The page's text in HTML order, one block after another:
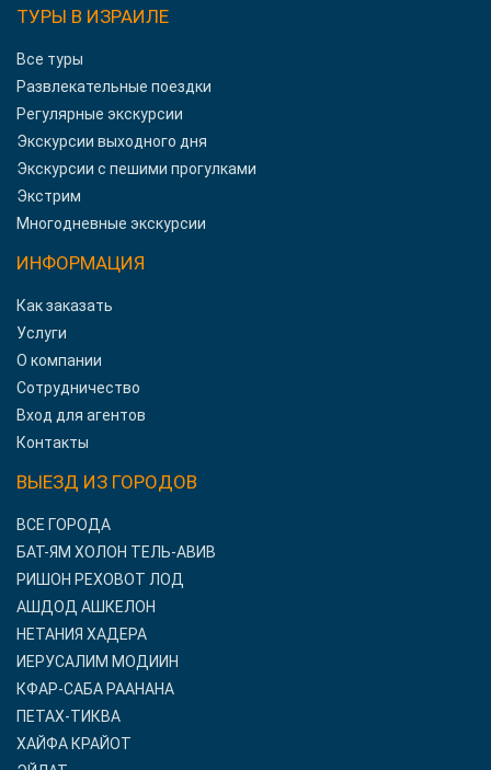
ТУРЫ В ИЗРАИЛЕ
Все туры
Развлекательные поездки
Регулярные экскурсии
Экскурсии выходного дня
Экскурсии с пешими прогулками
Экстрим
Многодневные экскурсии
ИНФОРМАЦИЯ
Как заказать
Услуги
О компании
Сотрудничество
Вход для агентов
Контакты
ВЫЕЗД ИЗ ГОРОДОВ
ВСЕ ГОРОДА
БАТ-ЯМ ХОЛОН ТЕЛЬ-АВИВ
РИШОН РЕХОВОТ ЛОД
АШДОД АШКЕЛОН
НЕТАНИЯ ХАДЕРА
ИЕРУСАЛИМ МОДИИН
КФАР-САБА РААНАНА
ПЕТАХ-ТИКВА
ХАЙФА КРАЙОТ